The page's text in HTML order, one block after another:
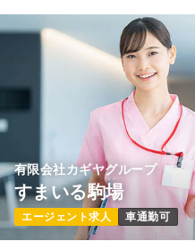
有限会社カギヤグループ
すまいる駒場
エージェント求人 車通勤可